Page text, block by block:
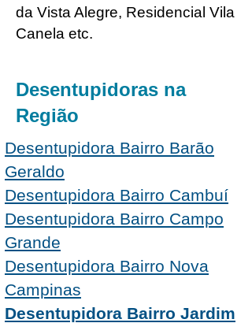
da Vista Alegre, Residencial Vila
Canela etc.
Desentupidoras na
Região
Desentupidora Bairro Barão
Geraldo
Desentupidora Bairro Cambuí
Desentupidora Bairro Campo
Grande
Desentupidora Bairro Nova
Campinas
Desentupidora Bairro Jardim